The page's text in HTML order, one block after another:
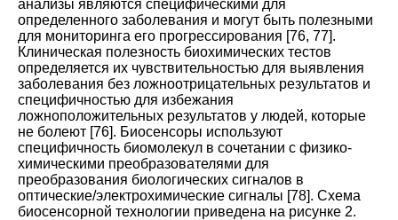
анализы являются специфическими для
определенного заболевания и могут быть полезными
для мониторинга его прогрессирования [76, 77].
Клиническая полезность биохимических тестов
определяется их чувствительностью для выявления
заболевания без ложноотрицательных результатов и
специфичностью для избежания
ложноположительных результатов у людей, которые
не болеют [76]. Биосенсоры используют
специфичность биомолекул в сочетании с физико-
химическими преобразователями для
преобразования биологических сигналов в
оптические/электрохимические сигналы [78]. Схема
биосенсорной технологии приведена на рисунке 2.